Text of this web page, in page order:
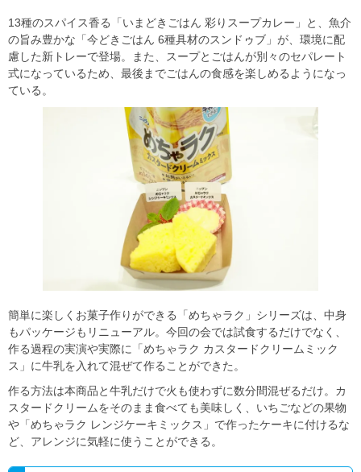
13種のスパイス香る「いまどきごはん 彩りスープカレー」と、魚介
の旨み豊かな「今どきごはん 6種具材のスンドゥブ」が、環境に配
慮した新トレーで登場。また、スープとごはんが別々のセパレート
式になっているため、最後までごはんの食感を楽しめるようになっ
ている。
簡単に楽しくお菓子作りができる「めちゃラク」シリーズは、中身
もパッケージもリニューアル。今回の会では試食するだけでなく、
作る過程の実演や実際に「めちゃラク カスタードクリームミック
ス」に牛乳を入れて混ぜて作ることができた。
作る方法は本商品と牛乳だけで火も使わずに数分間混ぜるだけ。カ
スタードクリームをそのまま食べても美味しく、いちごなどの果物
や「めちゃラク レンジケーキミックス」で作ったケーキに付けるな
ど、アレンジに気軽に使うことができる。